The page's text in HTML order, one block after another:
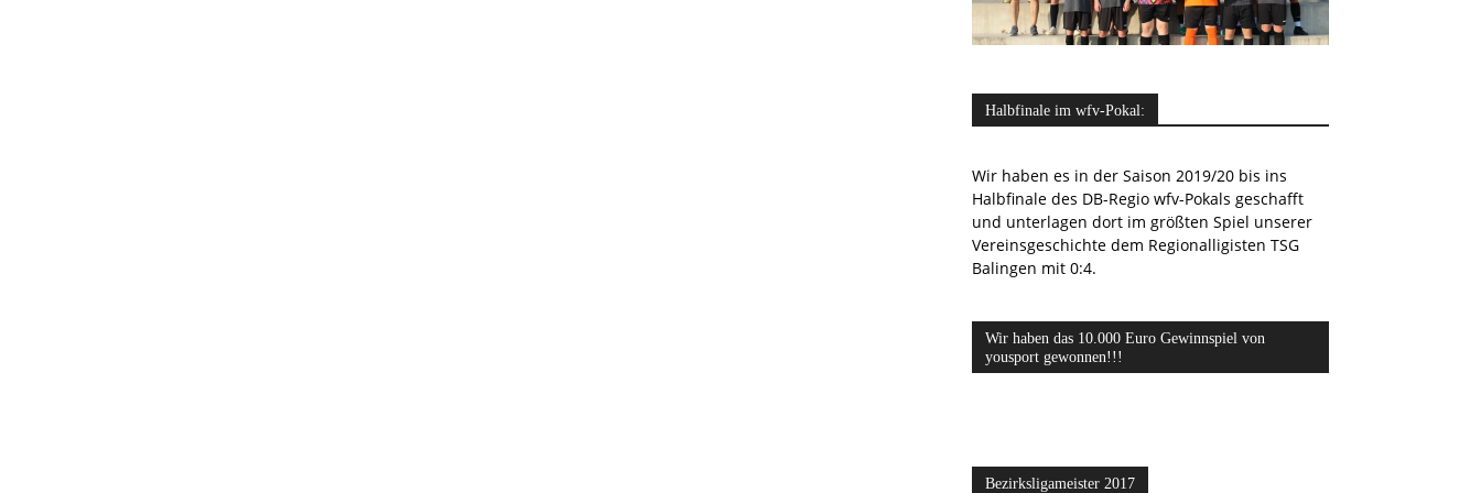
Halbfinale im wfv-Pokal:
Wir haben es in der Saison 2019/20 bis ins
Halbfinale des DB-Regio wfv-Pokals geschafft
und unterlagen dort im größten Spiel unserer
Vereinsgeschichte dem Regionalligisten TSG
Balingen mit 0:4.
Wir haben das 10.000 Euro Gewinnspiel von
yousport gewonnen!!!
Bezirksligameister 2017